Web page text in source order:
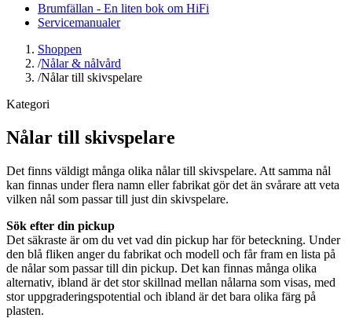
Brumfällan - En liten bok om HiFi
Servicemanualer
Shoppen
/Nålar & nålvård
/Nålar till skivspelare
Kategori
Nålar till skivspelare
Det finns väldigt många olika nålar till skivspelare. Att samma nål
kan finnas under flera namn eller fabrikat gör det än svårare att veta
vilken nål som passar till just din skivspelare.
Sök efter din pickup
Det säkraste är om du vet vad din pickup har för beteckning. Under
den blå fliken anger du fabrikat och modell och får fram en lista på
de nålar som passar till din pickup. Det kan finnas många olika
alternativ, ibland är det stor skillnad mellan nålarna som visas, med
stor uppgraderingspotential och ibland är det bara olika färg på
plasten.